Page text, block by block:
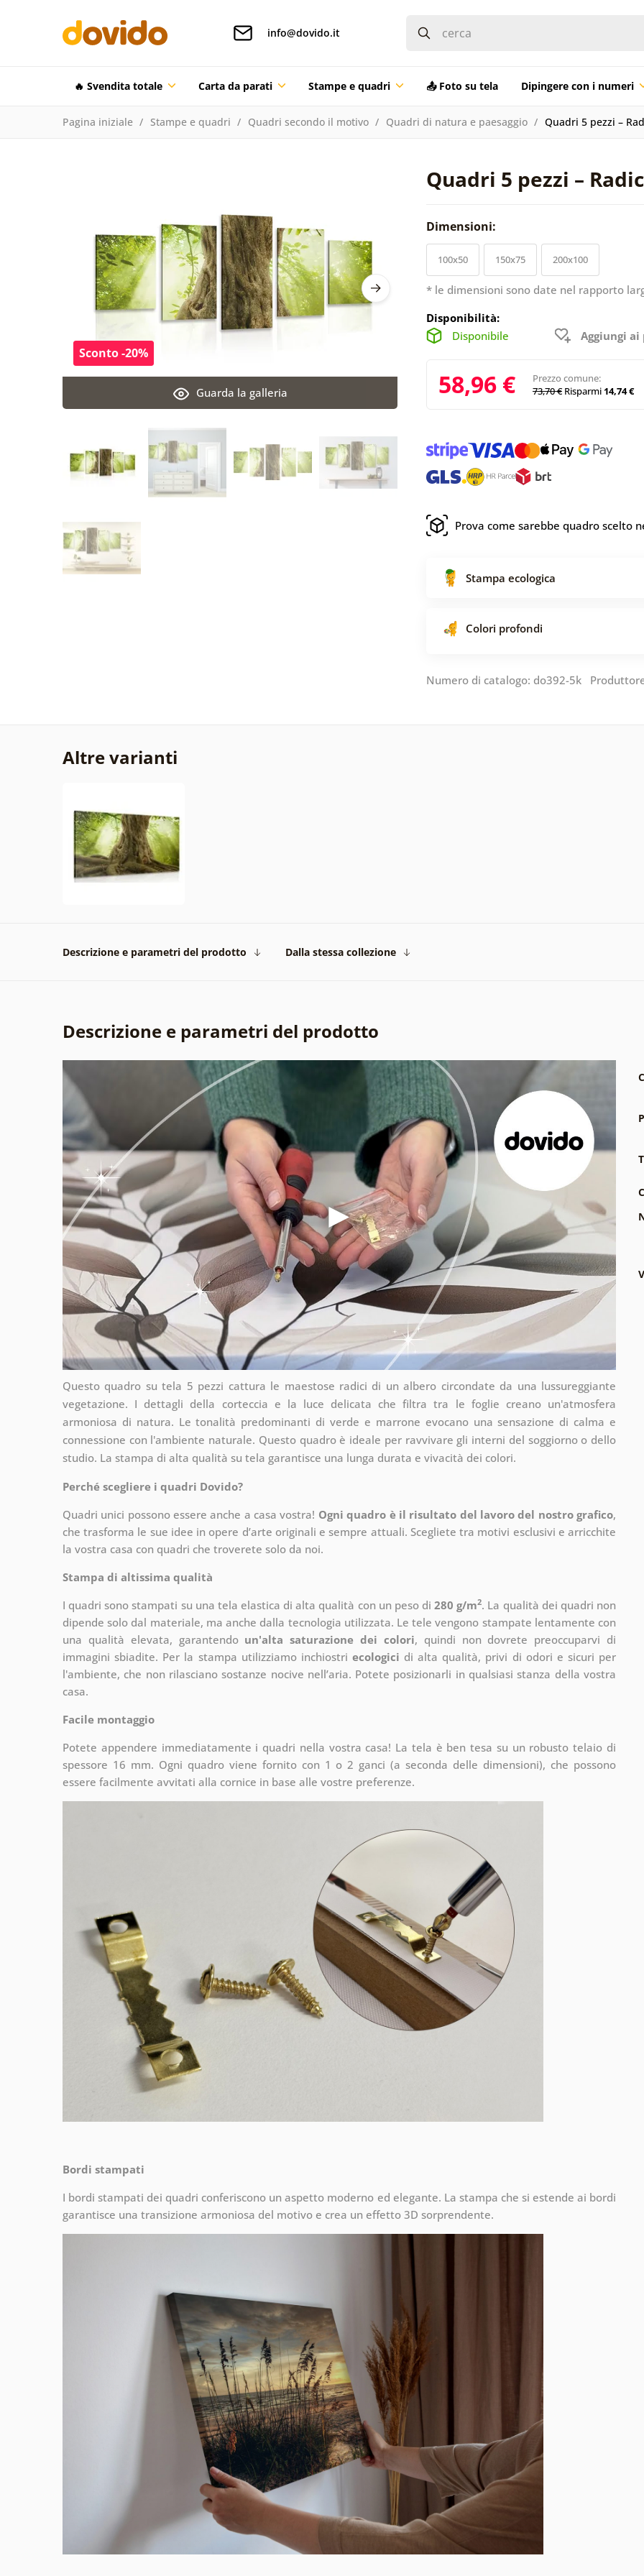
info@dovido.it
🔥 Svendita totale Carta da parati Stampe e quadri 📤 Foto su tela Dipingere con i numeri
Pagina iniziale Stampe e quadri Quadri secondo il motivo Quadri di natura e paesaggio Quadri 5 pezzi –
Quadri 5 pezzi –
Guarda la galleria
Sconto -20%
Dimensioni:
100x50 150x75 200x100
* le dimensioni sono date nel rapporto
Disponibilità:
Disponibile
Aggiungi
58,96 €
Prezzo comune:
73,70 € Risparmi 14,74 €
Prova come sarebbe quadro scelto
Stampa ecologica
Colori profondi
Numero di catalogo: do392-5k
Altre varianti
Descrizione e parametri del prodotto Dalla stessa collezione
Descrizione e parametri del prodotto
Questo quadro su tela 5 pezzi cattura le maestose radici di un albero circondate da una lussureggiante
vegetazione. I dettagli della corteccia e la luce delicata che filtra tra le foglie creano un'atmosfera
armoniosa di natura. Le tonalità predominanti di verde e marrone evocano una sensazione di calma e
connessione con l'ambiente naturale. Questo quadro è ideale per ravvivare gli interni del soggiorno o dello
studio. La stampa di alta qualità su tela garantisce una lunga durata e vivacità dei colori.
Perché scegliere i quadri Dovido?
Quadri unici possono essere anche a casa vostra! Ogni quadro è il risultato del lavoro del nostro grafico,
che trasforma le sue idee in opere d’arte originali e sempre attuali. Scegliete tra motivi esclusivi e arricchite
la vostra casa con quadri che troverete solo da noi.
Stampa di altissima qualità
I quadri sono stampati su una tela elastica di alta qualità con un peso di280 g/m2. La qualità dei quadri non
dipende solo dal materiale, ma anche dalla tecnologia utilizzata. Le tele vengono stampate lentamente con
una qualità elevata, garantendo un'alta saturazione dei colori, quindi non dovrete preoccuparvi di
immagini sbiadite. Per la stampa utilizziamo inchiostri ecologici di alta qualità, privi di odori e sicuri per
l'ambiente, che non rilasciano sostanze nocive nell’aria. Potete posizionarli in qualsiasi stanza della vostra
casa.
Facile montaggio
Potete appendere immediatamente i quadri nella vostra casa! La tela è ben tesa su un robusto telaio di
spessore 16 mm. Ogni quadro viene fornito con 1 o 2 ganci (a seconda delle dimensioni), che possono
essere facilmente avvitati alla cornice in base alle vostre preferenze.
Bordi stampati
I bordi stampati dei quadri conferiscono un aspetto moderno ed elegante. La stampa che si estende ai bordi
garantisce una transizione armoniosa del motivo e crea un effetto 3D sorprendente.